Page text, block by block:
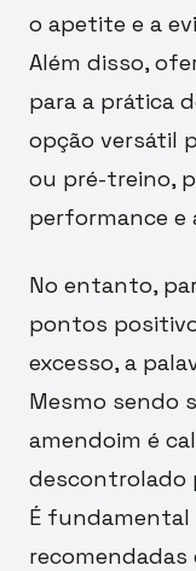
o apetite e a
Além disso,
para a prática
opção versátil
ou pré-treino,
performance e
No entanto,
pontos
excesso, a
Mesmo sendo
amendoim é
descontrolado
É